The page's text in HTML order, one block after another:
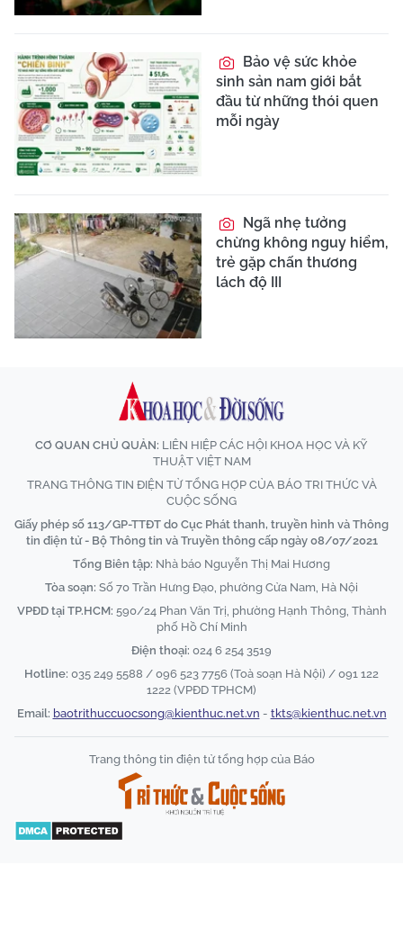
Bảo vệ sức khỏe
sinh sản nam giới bắt
đầu từ những thói quen
mỗi ngày
Ngã nhẹ tưởng
chừng không nguy hiểm,
trẻ gặp chấn thương
lách độ III
CƠ QUAN CHỦ QUẢN: LIÊN HIỆP CÁC HỘI KHOA HỌC VÀ KỸ
THUẬT VIỆT NAM
TRANG THÔNG TIN ĐIỆN TỬ TỔNG HỢP CỦA BÁO TRI THỨC VÀ
CUỘC SỐNG
Giấy phép số 113/GP-TTĐT do Cục Phát thanh, truyền hình và Thông
tin điện tử - Bộ Thông tin và Truyền thông cấp ngày 08/07/2021
Tổng Biên tập: Nhà báo Nguyễn Thị Mai Hương
Tòa soạn: Số 70 Trần Hưng Đạo, phường Cửa Nam, Hà Nội
VPĐD tại TP.HCM: 590/24 Phan Văn Trị, phường Hạnh Thông, Thành
phố Hồ Chí Minh
Điện thoại: 024 6 254 3519
Hotline: 035 249 5588 / 096 523 7756 (Toà soạn Hà Nội) / 091 122
1222 (VPĐD TPHCM)
Email: baotrithuccuocsong@kienthuc.net.vn - tkts@kienthuc.net.vn
Trang thông tin điện tử tổng hợp của Báo